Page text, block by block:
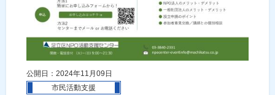
公開日：2024年11月09日
市民活動支援